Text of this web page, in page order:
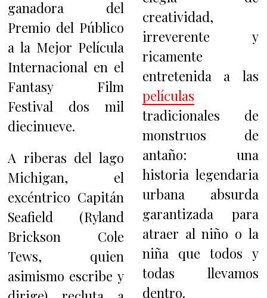
ganadora del
Premio del Público
a la Mejor Película
Internacional en el
Fantasy Film
Festival dos mil
diecinueve.
A riberas del lago
Michigan, el
excéntrico Capitán
Seafield (Ryland
Brickson Cole
Tews, quien
asimismo escribe y
creatividad,
irreverente y
ricamente
entretenida a las
películas
tradicionales de
monstruos de
antaño: una
historia legendaria
urbana absurda
garantizada para
atraer al niño o la
niña que todos y
todas llevamos
dentro.